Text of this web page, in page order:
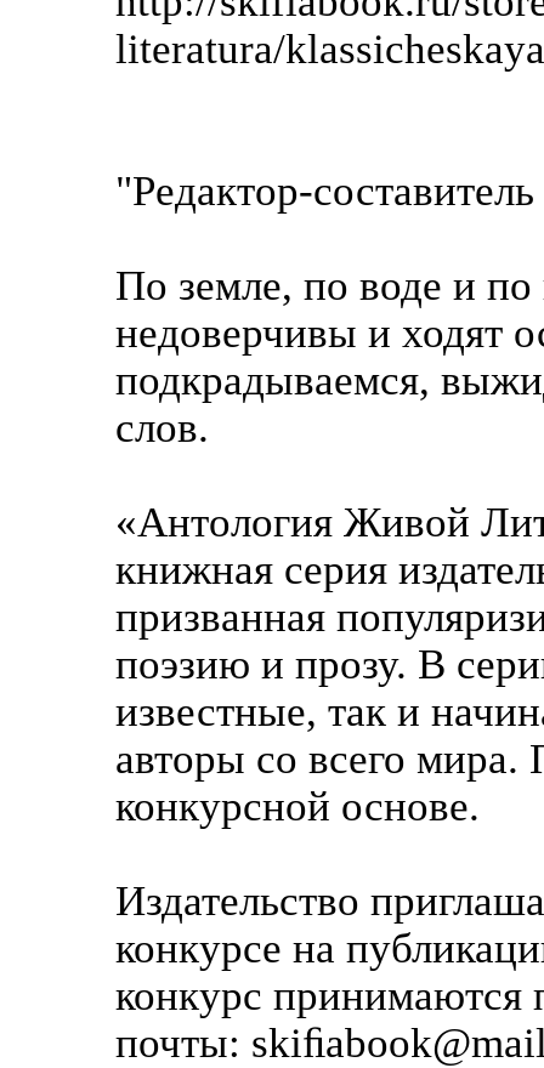
literatura/
"Редактор-
По земле, по воде и по
недоверчивы и ходят
подкрадываемся,
слов.
«Антология Живой
книжная серия
призванная
поэзию и прозу. В
известные, так и
авторы со всего мира.
конкурсной основе.
Издательство
конкурсе на
конкурс принимаются
почты: